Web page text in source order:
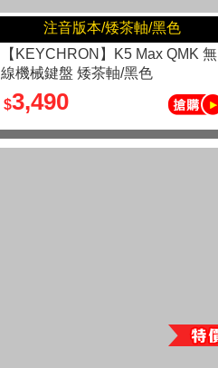
注音版本/矮茶軸/黑色
【KEYCHRON】K5 Max QMK 無
線機械鍵盤 矮茶軸/黑色
$3,490